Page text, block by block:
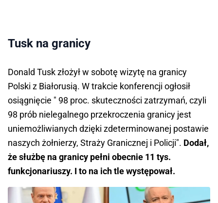
Tusk na granicy
Donald Tusk złożył w sobotę wizytę na granicy
Polski z Białorusią. W trakcie konferencji ogłosił
osiągnięcie " 98 proc. skuteczności zatrzymań, czyli
98 prób nielegalnego przekroczenia granicy jest
uniemożliwianych dzięki zdeterminowanej postawie
naszych żołnierzy, Straży Granicznej i Policji". Dodał,
że służbę na granicy pełni obecnie 11 tys.
funkcjonariuszy. I to na ich tle występował.